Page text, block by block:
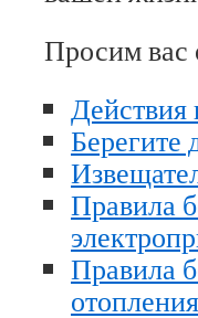
Просим вас
Действия
Берегите
Правила
Правила
отопления